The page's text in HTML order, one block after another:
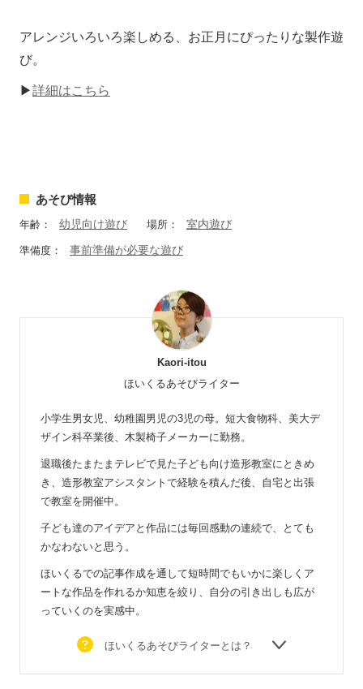
アレンジいろいろ楽しめる、お正月にぴったりな製作遊
び。
▶詳細はこちら
あそび情報
年齢： 幼児向け遊び 場所： 室内遊び
準備度： 事前準備が必要な遊び
Kaori-itou
ほいくるあそびライター
小学生男女児、幼稚園男児の3児の母。短大食物科、美大デ
ザイン科卒業後、木製椅子メーカーに勤務。
退職後たまたまテレビで見た子ども向け造形教室にときめ
き、造形教室アシスタントで経験を積んだ後、自宅と出張
で教室を開催中。
子ども達のアイデアと作品には毎回感動の連続で、とても
かなわないと思う。
ほいくるでの記事作成を通して短時間でもいかに楽しくア
ートな作品を作れるか知恵を絞り、自分の引き出しも広が
っていくのを実感中。
ほいくるあそびライターとは？